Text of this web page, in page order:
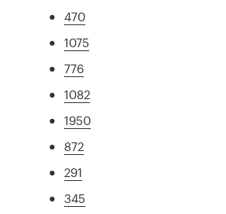
470
1075
776
1082
1950
872
291
345